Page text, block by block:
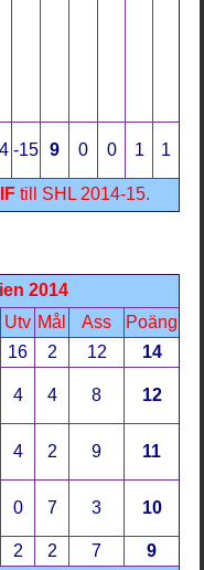
-15 9 0 0 1 1
till SHL 2014-15.
2014
Utv Mål Ass
Poäng
16 2 12 14
4 4 8 12
4 2 9 11
0 7 3 10
2 2 7
9